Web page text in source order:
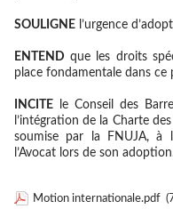
SOULIGNE l’urgence
ENTEND que les droits
place fondamentale dans ce
INCITE le Conseil des
l’intégration de la Charte
soumise par la FNUJA, à
l’Avocat lors de son
Motion internationale.pdf